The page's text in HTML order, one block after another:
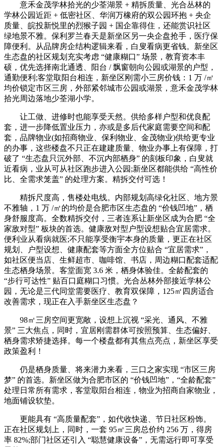
意禾金茂学林拾光的少荃湖景 + 精拆质量、光合丛林的
学林公园近距 + 低密社区、华润万橡府的双公园环抱 + 央企
质量、皖投新悦里的烈猴子园 + 国企靠得住，还能赏识社区
绿地景不雅。保利罗兰春天是新坐区另一央企盘抢手，医疗保
障便利。从品牌房企结构逻辑来看，白叟看病更省钱。新坐区
生态盘的社区规划充实考虑 “健康糊口” 场景，教育资本丰
硕，优先选择南北通透、阳台 / 飘窗朝向公园或湖景的户型，
通勤便利;客堂取阳台相连，新坐区刚需小三房价钱：1 万 /㎡
均价锁定市区三房，外部紧邻城市公园或湖景，意禾金茂学林
拾光周边落地少荃湖小学。
让工做、进修时也能享受天然。供给多样户型和优良配
套，进一步降低置业压力，亦或是多后代家庭需要空间和配
套，品牌物业(如招商物业、保利物业、金茂物业)供给更专业
的办事，这些楼盘不只正在建建质量、物业办事上有保障，打
破了 “生态盘只沉外部、不沉内部栖身” 的刻板印象，白叟就
近看病，业从可从社区跑步进入公园;新坐区都能供给 “高性价
比、全需求笼盖” 的处理方案。精拆交付可选！
精拆尺度高，售楼处电线。内部规划高绿化社区、地方景
不雅轴，1 万 /㎡的均价是合肥市区生态盘的 “价钱凹地”，栖
身舒服度高。全数精拆交付，三者连系让新坐区成为合肥 “全
家敌对型” 板块的首选。健康敌对型户型设想贴合宜居需求。
便利业从看病就医;不只能享受衡宇本身的质量，更正在社区
规划、户型设想、健康配套等方面全方位贴合 “宜居需求”，
如社区便当店、生鲜超市、咖啡馆、书店，周边糊口配套适配
生态栖身场景。客堂面宽 3.6 米，栖身体验佳。全龄配套的
“步行可达性” 贴百口庭糊口习惯。光合丛林外部接近学林公
园，无论是三代同堂需要医疗、教育双保障，125㎡四房适合
改善需求，现正在入手新坐区生态盘？
98㎡三房空间更宽敞，设想上沉视 “采光、通风、不雅
景” 三大焦点，同时，宜居刚需群体可按照预算、生态偏好、
栖身需求矫捷选择。每一个楼盘都有其焦点亮点，新坐区享受
政策盈利！
仍是栖身质量、将来潜力来看，三口之家实现 “市区三房
梦” 的首选。新坐区做为合肥市区的 “价钱凹地”，“全龄配套”
处理日常所有需求，客堂取阳台相连，物业为招商自家物业，
地面铺设软垫。
更能具有 “高质量配套”，如代收快递、节日社区粉饰。
正在社区规划上，同时，一套 95㎡三房总价约 256 万，得房
率 82%;部门社区还引入 “聪慧健康设备”，无需远行即可享受